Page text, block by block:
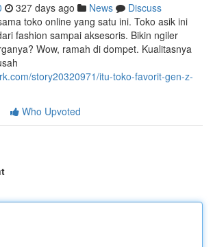
327 days ago News
Discuss
toko online yang satu ini. Toko asik ini
fashion sampai aksesoris. Bikin ngiler
Wow, ramah di dompet. Kualitasnya
story20320971/itu-toko-favorit-gen-z-
Who Upvoted